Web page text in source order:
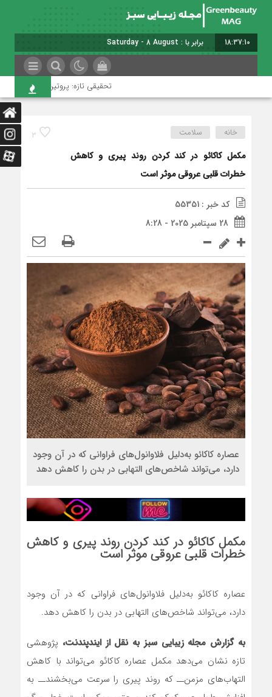
18:37:11 برابر با : Saturday - 8 August - 2026
تحقیقی تازه: پروتین کمتر به پیری
3 خانه سلامت
مکمل‌ کاکائو در کند کردن روند پیری و کاهش
خطرات قلبی‌ عروقی موثر است
کد خبر : 55351
28 سپتامبر 2025 - 8:28
عصاره کاکائو به‌دلیل فلاوانول‌های فراوانی که در آن وجود
دارد، می‌تواند شاخص‌های التهابی در بدن را کاهش دهد
مکمل‌ کاکائو در کند کردن روند پیری و کاهش
خطرات قلبی‌ عروقی موثر است
عصاره کاکائو به‌دلیل فلاوانول‌های فراوانی که در آن وجود
دارد، می‌تواند شاخص‌های التهابی در بدن را کاهش دهد.
به گزارش مجله زیبایی سبز به نقل از ایندپندنت، پژوهشی
تازه نشان می‌دهد مکمل عصاره‌ کاکائو می‌تواند با کاهش
التهاب‌های مزمن‌ــ که روند پیری را سرعت می‌بخشند‌ــ به